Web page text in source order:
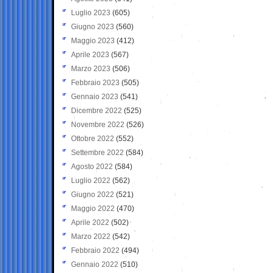
Luglio 2023 (605)
Giugno 2023 (560)
Maggio 2023 (412)
Aprile 2023 (567)
Marzo 2023 (506)
Febbraio 2023 (505)
Gennaio 2023 (541)
Dicembre 2022 (525)
Novembre 2022 (526)
Ottobre 2022 (552)
Settembre 2022 (584)
Agosto 2022 (584)
Luglio 2022 (562)
Giugno 2022 (521)
Maggio 2022 (470)
Aprile 2022 (502)
Marzo 2022 (542)
Febbraio 2022 (494)
Gennaio 2022 (510)